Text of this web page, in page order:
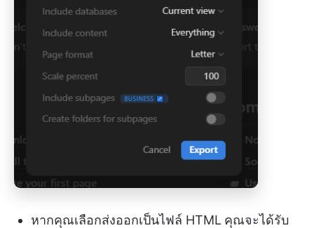
หากคุณเลือกส่งออกเป็นไฟล์ HTML คุณจะได้รับ